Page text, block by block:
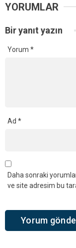
YORUMLAR
Bir yanıt yazın
Yorum *
Ad *
Daha sonraki
ve site adresim bu